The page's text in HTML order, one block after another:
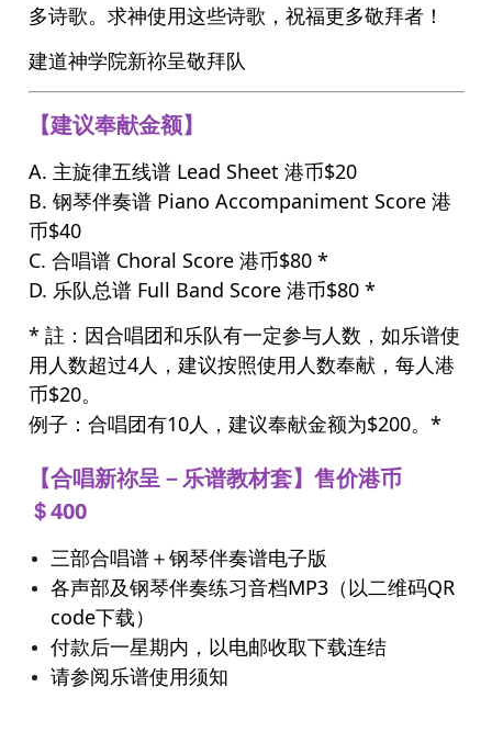
多诗歌。求神使用这些诗歌，祝福更多敬拜者！
建道神学院新祢呈敬拜队
【建议奉献金额】
A. 主旋律五线谱 Lead Sheet 港币$20
B. 钢琴伴奏谱 Piano Accompaniment Score 港
币$40
C. 合唱谱 Choral Score 港币$80 *
D. 乐队总谱 Full Band Score 港币$80 *
* 註：因合唱团和乐队有一定参与人数，如乐谱使
用人数超过4人，建议按照使用人数奉献，每人港
币$20。
例子：合唱团有10人，建议奉献金额为$200。*
【合唱新祢呈－乐谱教材套】售价港币
＄400
三部合唱谱＋钢琴伴奏谱电子版
各声部及钢琴伴奏练习音档MP3（以二维码QR
code下载）
付款后一星期内，以电邮收取下载连结
请参阅乐谱使用须知